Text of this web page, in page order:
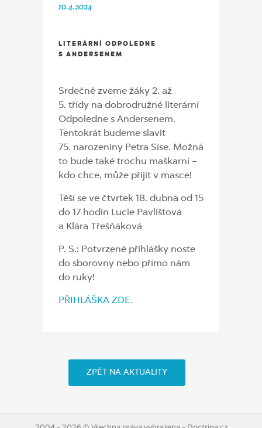
10.4.2024
LITERÁRNÍ ODPOLEDNE
S ANDERSENEM
Srdečně zveme žáky 2. až
5. třídy na dobrodružné literární
Odpoledne s Andersenem.
Tentokrát budeme slavit
75. narozeniny Petra Síse. Možná
to bude také trochu maškarní –
kdo chce, může přijít v masce!
Těší se ve čtvrtek 18. dubna od 15
do 17 hodin Lucie Pavlištová
a Klára Třešňáková
P. S.: Potvrzené přihlášky noste
do sborovny nebo přímo nám
do ruky!
PŘIHLÁŠKA ZDE.
ZPĚT NA AKTUALITY